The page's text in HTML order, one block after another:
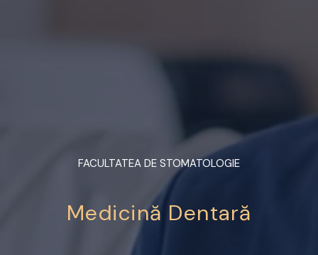
FACULTATEA DE STOMATOLOGIE
Medicină Dentară